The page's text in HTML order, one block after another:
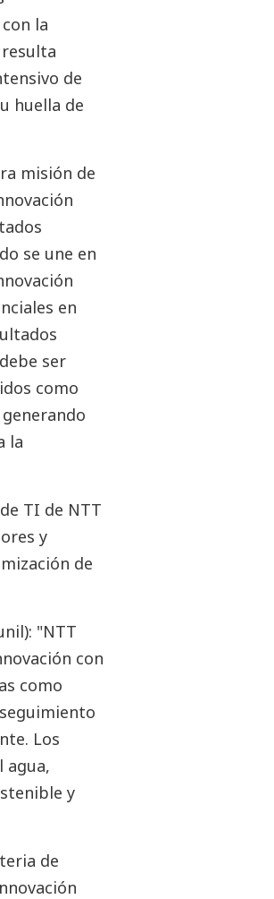
la
de
huella de
misión de
se une en
en
ser
como
la
TI de NTT
y
de
"NTT
con
como
Los
agua,
y
de